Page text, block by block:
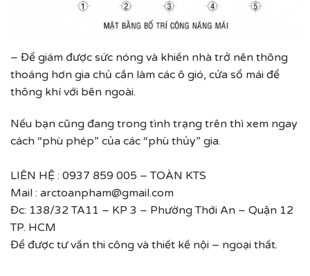
– Để giám được sức nóng và khiến nhà trở nên thông
thoáng hơn gia chủ cần làm các ô gió, cửa sổ mái để
thông khí với bên ngoài.
Nếu bạn cũng đang trong tình trạng trên thì xem ngay
cách “phù phép” của các “phù thủy” gia.
LIÊN HỆ : 0937 859 005 – TOÀN KTS
Mail : arctoanpham@gmail.com
Đc: 138/32 TA11 – KP 3 – Phường Thới An – Quận 12
TP. HCM
Để được tư vấn thi công và thiết kế nội – ngoại thất.